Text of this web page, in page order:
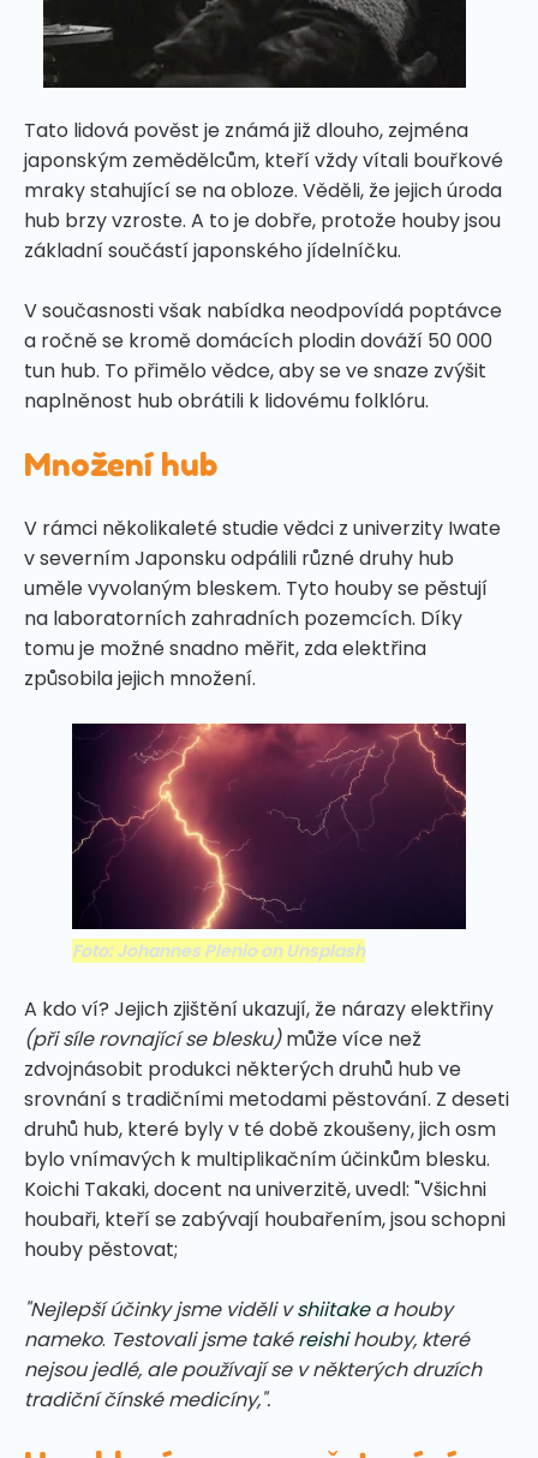
Tato lidová pověst je známá již dlouho, zejména
japonským zemědělcům, kteří vždy vítali bouřkové
mraky stahující se na obloze. Věděli, že jejich úroda
hub brzy vzroste. A to je dobře, protože houby jsou
základní součástí japonského jídelníčku.
V současnosti však nabídka neodpovídá poptávce
a ročně se kromě domácích plodin dováží 50 000
tun hub. To přimělo vědce, aby se ve snaze zvýšit
naplněnost hub obrátili k lidovému folklóru.
Množení hub
V rámci několikaleté studie vědci z univerzity Iwate
v severním Japonsku odpálili různé druhy hub
uměle vyvolaným bleskem. Tyto houby se pěstují
na laboratorních zahradních pozemcích. Díky
tomu je možné snadno měřit, zda elektřina
způsobila jejich množení.
Foto: Johannes Plenio on Unsplash
A kdo ví? Jejich zjištění ukazují, že nárazy elektřiny
(při síle rovnající se blesku)může více než
zdvojnásobit produkci některých druhů hub ve
srovnání s tradičními metodami pěstování. Z deseti
druhů hub, které byly v té době zkoušeny, jich osm
bylo vnímavých k multiplikačním účinkům blesku.
Koichi Takaki, docent na univerzitě, uvedl: "Všichni
houbaři, kteří se zabývají houbařením, jsou schopni
houby pěstovat;
"Nejlepší účinky jsme viděli vshiitakea houby
nameko. Testovali jsme takéreishihouby, které
nejsou jedlé, ale používají se v některých druzích
tradiční čínské medicíny,".